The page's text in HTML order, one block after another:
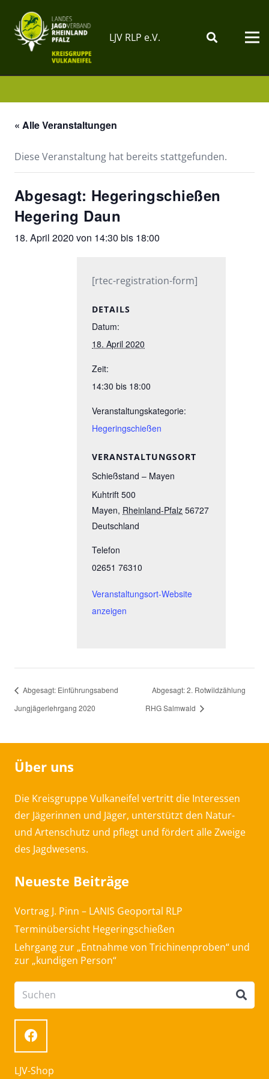
LJV RLP e.V.
« Alle Veranstaltungen
Diese Veranstaltung hat bereits stattgefunden.
Abgesagt: Hegeringschießen
Hegering Daun
18. April 2020 von 14:30 bis 18:00
[rtec-registration-form]
DETAILS
Datum:
18. April 2020
Zeit:
14:30 bis 18:00
Veranstaltungskategorie:
Hegeringschießen
VERANSTALTUNGSORT
Schießstand – Mayen
Kuhtrift 500
Mayen, Rheinland-Pfalz 56727
Deutschland
Telefon
02651 76310
Veranstaltungsort-Website
anzeigen
Abgesagt: Einführungsabend
Jungjägerlehrgang 2020
Abgesagt: 2. Rotwildzählung
RHG Salmwald
Über uns
Die Kreisgruppe Vulkaneifel vertritt die Interessen
der Jägerinnen und Jäger, unterstützt den Natur-
und Artenschutz und pflegt und fördert alle Zweige
des Jagdwesens.
Neueste Beiträge
Vortrag J. Pinn – LANIS Geoportal RLP
Terminübersicht Hegeringschießen
Lehrgang zur „Entnahme von Trichinenproben“ und
zur „kundigen Person“
LJV-Shop